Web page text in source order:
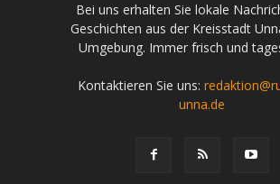
Bei uns erhalten Sie lokale
Geschichten aus der Kreisstadt
Umgebung. Immer frisch und
Kontaktieren Sie uns:
unna.de